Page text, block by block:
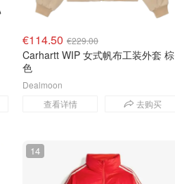
€114.50 €229.00
Carhartt WIP 女式帆布工装外套 棕
色
查看详情 去购买
Dealmoon
14